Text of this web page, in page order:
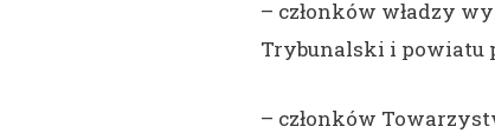
– członków władzy
Trybunalski i powiatu
– członków